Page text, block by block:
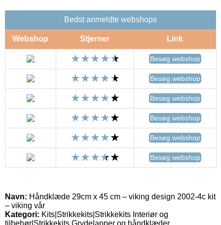
Bedst anmeldte webshops
Webshop Stjerner Link
Besøg webshop
Besøg webshop
Besøg webshop
Besøg webshop
Besøg webshop
Besøg webshop
Navn: Håndklæde 29cm x 45 cm – viking design 2002-4c kit
– viking vår
Kategori: Kits|Strikkekits|Strikkekits Interiør og
tilbehør|Strikkekits Grydelapper og håndklæder